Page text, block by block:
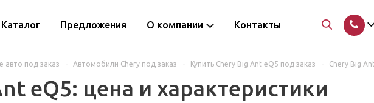
Каталог Предложения О компании Контакты
авто под заказ - Автомобили Chery под заказ - Купить Chery Big Ant eQ5 под заказ - Chery Big
eQ5: цена и характеристики